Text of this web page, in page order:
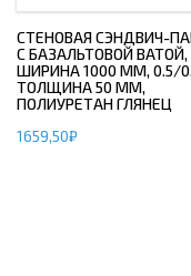
СТЕНОВАЯ СЭНДВИЧ-
С БАЗАЛЬТОВОЙ ВАТОЙ,
ШИРИНА 1000 ММ, 0.5/
ТОЛЩИНА 50 ММ,
ПОЛИУРЕТАН ГЛЯНЕЦ
1659,50₽